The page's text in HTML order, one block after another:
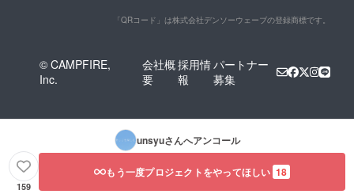
「QRコード」は株式会社デンソーウェーブの登録商標です。
© CAMPFIRE,
Inc.
会社概
要
採用情
報
パートナー
募集
unsyuさんへアンコール
159
もう一度プロジェクトをやってほしい 18